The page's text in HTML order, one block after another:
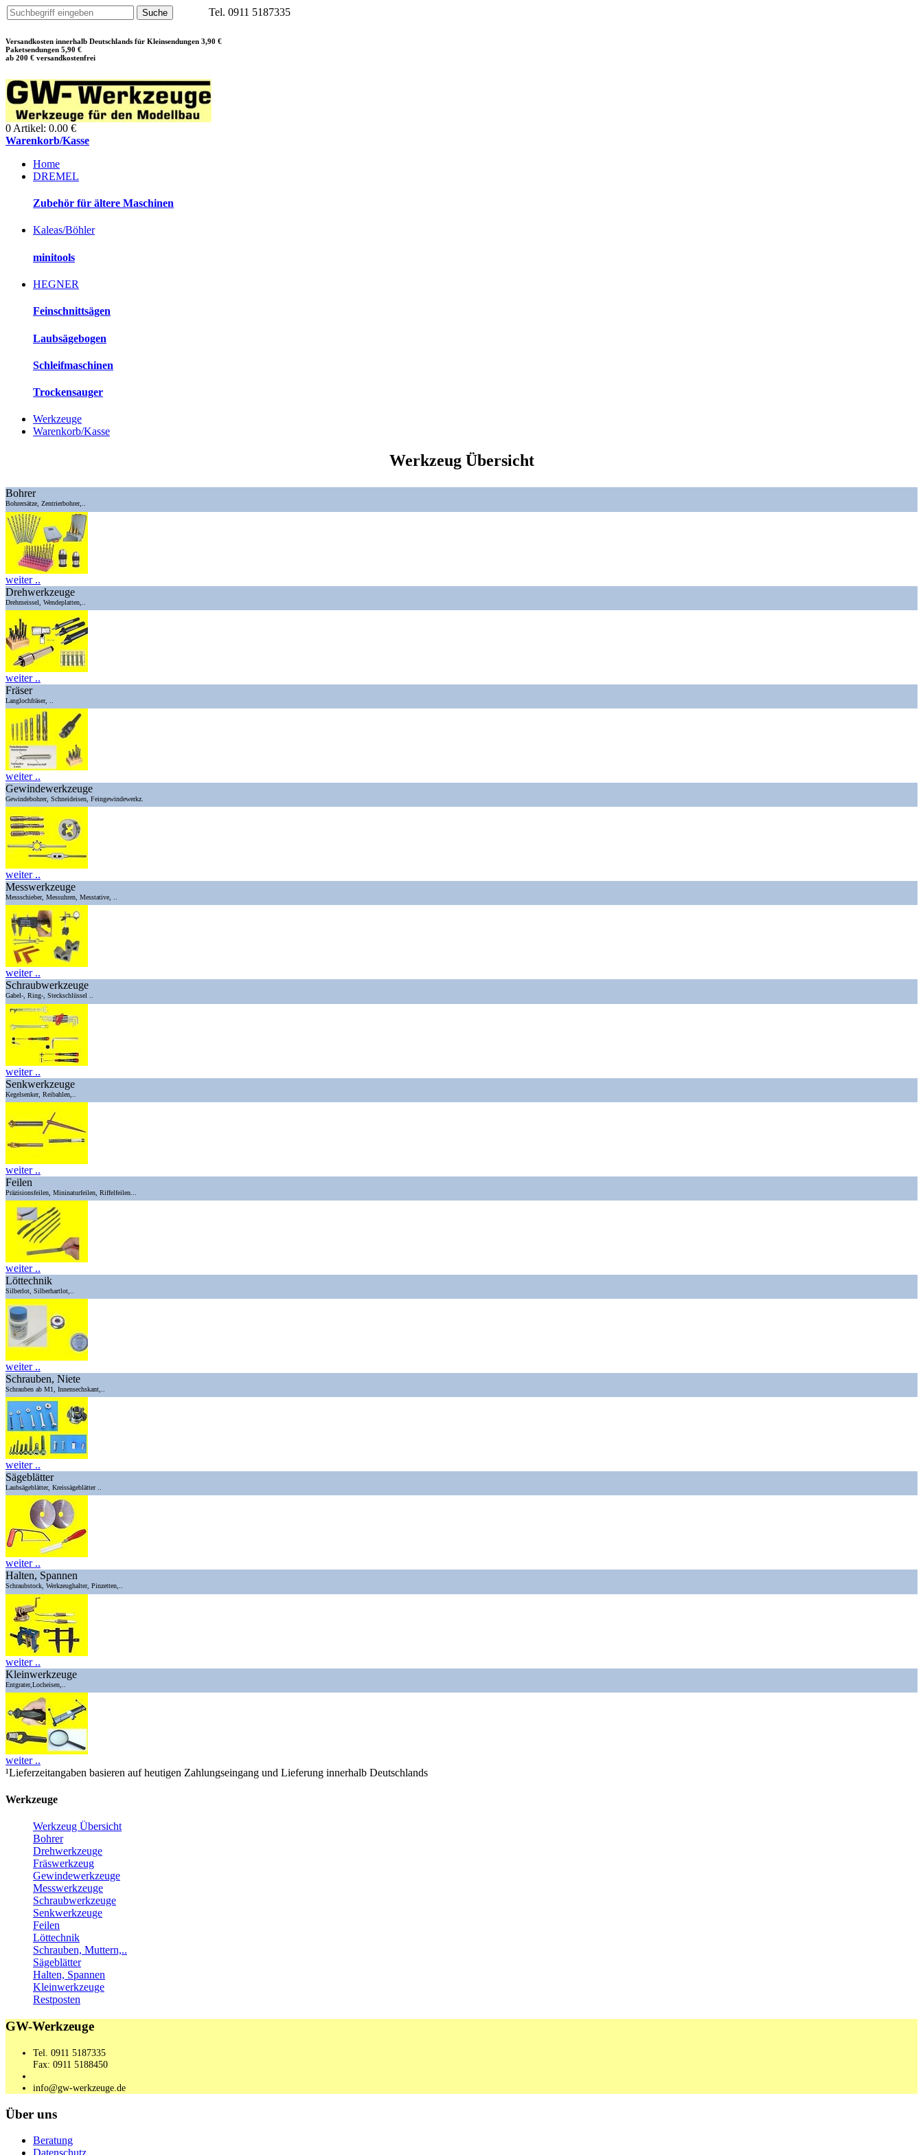
Tel. 0911 5187335
Versandkosten innerhalb Deutschlands für Kleinsendungen 3,90 €
Paketsendungen 5,90 €
ab 200 € versandkostenfrei
0 Artikel: 0.00 €
Warenkorb/Kasse
Home
DREMEL
Zubehör für ältere Maschinen
Kaleas/Böhler
minitools
HEGNER
Feinschnittsägen
Laubsägebogen
Schleifmaschinen
Trockensauger
Werkzeuge
Warenkorb/Kasse
Werkzeug Übersicht
Bohrer
Bohrersätze, Zentrierbohrer,..
weiter ..
Drehwerkzeuge
Drehmeissel, Wendeplatten,..
weiter ..
Fräser
Langlochfräser, ..
weiter ..
Gewindewerkzeuge
Gewindebohrer, Schneideisen, Feingewindewerkz.
weiter ..
Messwerkzeuge
Messschieber, Messuhren, Messtative, ..
weiter ..
Schraubwerkzeuge
Gabel-, Ring-, Steckschlüssel ..
weiter ..
Senkwerkzeuge
Kegelsenker, Reibahlen,..
weiter ..
Feilen
Präzisionsfeilen, Mininaturfeilen, Riffelfeilen...
weiter ..
Löttechnik
Silberlot, Silberhartlot,..
weiter ..
Schrauben, Niete
Schrauben ab M1, Innensechskant,..
weiter ..
Sägeblätter
Laubsägeblätter, Kreissägeblätter ..
weiter ..
Halten, Spannen
Schraubstock, Werkzeughalter, Pinzetten,..
weiter ..
Kleinwerkzeuge
Entgrater,Locheisen,..
weiter ..
¹Lieferzeitangaben basieren auf heutigen Zahlungseingang und Lieferung innerhalb Deutschlands
Werkzeuge
Werkzeug Übersicht
Bohrer
Drehwerkzeuge
Fräswerkzeug
Gewindewerkzeuge
Messwerkzeuge
Schraubwerkzeuge
Senkwerkzeuge
Feilen
Löttechnik
Schrauben, Muttern,..
Sägeblätter
Halten, Spannen
Kleinwerkzeuge
Restposten
GW-Werkzeuge
Tel. 0911 5187335
Fax: 0911 5188450
info@gw-werkzeuge.de
Über uns
Beratung